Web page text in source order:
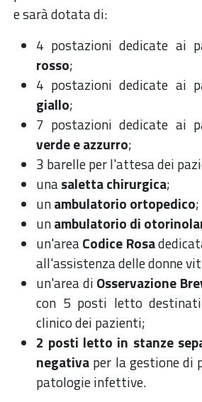
e sarà dotata di:
4 postazioni dedicate ai
rosso;
4 postazioni dedicate ai
giallo;
7 postazioni dedicate ai
verde e azzurro;
3 barelle per l'attesa dei
unasaletta chirurgica;
unambulatorio ortopedico;
unambulatorio di
un'areaCodice Rosa
all'assistenza delle donne
un'area di Osservazione
con 5 posti letto
clinico dei pazienti;
2 posti letto in stanze
negativa per la gestione
patologie infettive.